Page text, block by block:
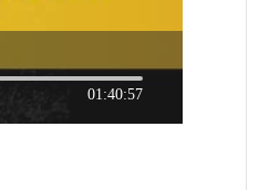
01:40:57